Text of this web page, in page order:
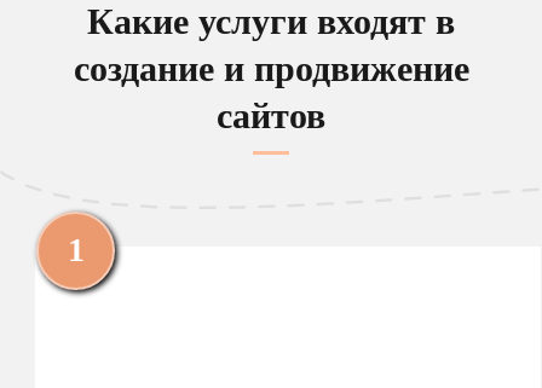
Какие услуги входят в
создание и продвижение
сайтов